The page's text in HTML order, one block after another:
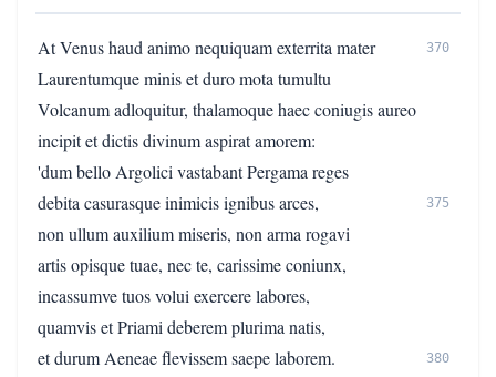
At Venus haud animo nequiquam exterrita mater 370
Laurentumque minis et duro mota tumultu
Volcanum adloquitur, thalamoque haec coniugis aureo
incipit et dictis divinum aspirat amorem:
'dum bello Argolici vastabant Pergama reges
debita casurasque inimicis ignibus arces,
375
non ullum auxilium miseris, non arma rogavi
artis opisque tuae, nec te, carissime coniunx,
incassumve tuos volui exercere labores,
quamvis et Priami deberem plurima natis,
et durum Aeneae flevissem saepe laborem.
380